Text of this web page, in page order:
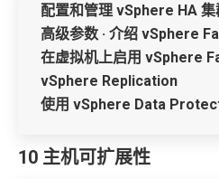
配置和管理 vSphere HA
高级参数 · 介绍 vSphere
在虚拟机上启用 vSphere
vSphere Replication
使用 vSphere Data
10 主机可扩展性